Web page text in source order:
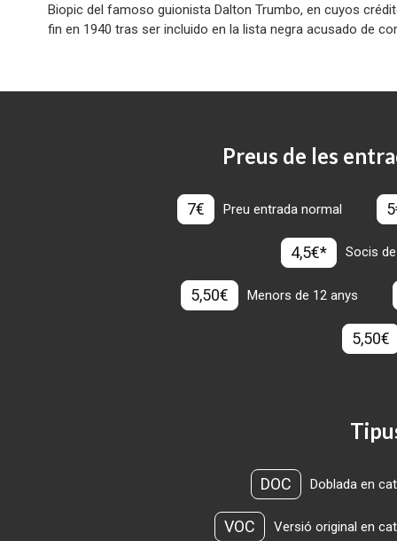
Biopic del famoso guionista Dalton Trumbo, en cuyos
fin en 1940 tras ser incluido en la lista negra acusado de
Preus de les
7€ Preu entrada normal
4,5€* Socis
5,50€ Menors de 12 anys
5,50€
DOC Doblada en
VOC Versió original en